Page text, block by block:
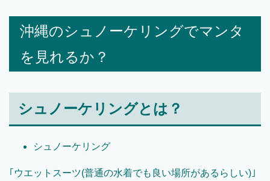
沖縄のシュノーケリングでマンタ
を見れるか？
シュノーケリングとは？
シュノーケリング
｢ウエットスーツ(普通の水着でも良い場所があるらしい)｣